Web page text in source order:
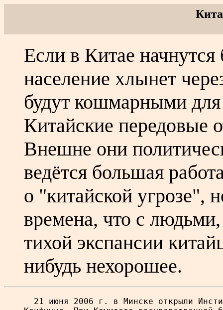
Если в Китае
население хлынет
будут кошмарными для
Китайские передовые
Внешне они
ведётся большая
о "китайской угрозе",
времена, что с
тихой экспансии
нибудь нехорошее.
21 июня 2006 г. в Минске открыли